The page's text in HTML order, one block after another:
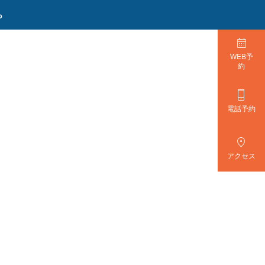

WEB予
約

電話予約

アクセス